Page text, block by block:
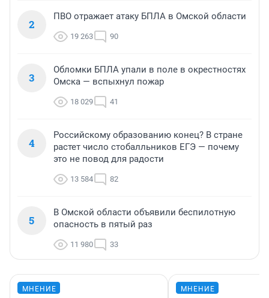
2
ПВО отражает атаку БПЛА в Омской области
19 263 90
3
Обломки БПЛА упали в поле в окрестностях
Омска — вспыхнул пожар
18 029 41
4
Российскому образованию конец? В стране
растет число стобалльников ЕГЭ — почему
это не повод для радости
13 584 82
5
В Омской области объявили беспилотную
опасность в пятый раз
11 980 33
МНЕНИЕ МНЕНИЕ